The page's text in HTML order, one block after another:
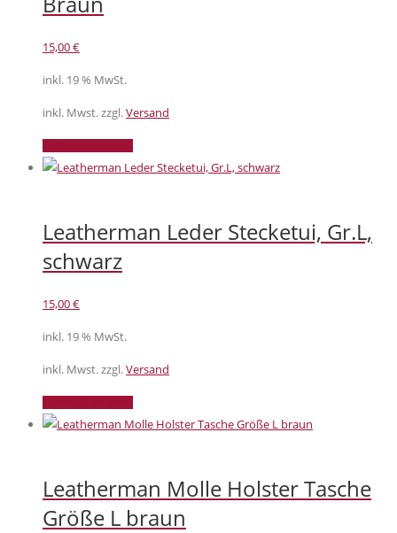
15,00€
inkl. 19 % MwSt.
inkl. Mwst. zzgl.Versand
Leatherman Leder Stecketui, Gr.L,
schwarz
15,00€
inkl. 19 % MwSt.
inkl. Mwst. zzgl.Versand
Leatherman Molle Holster Tasche
Größe L braun